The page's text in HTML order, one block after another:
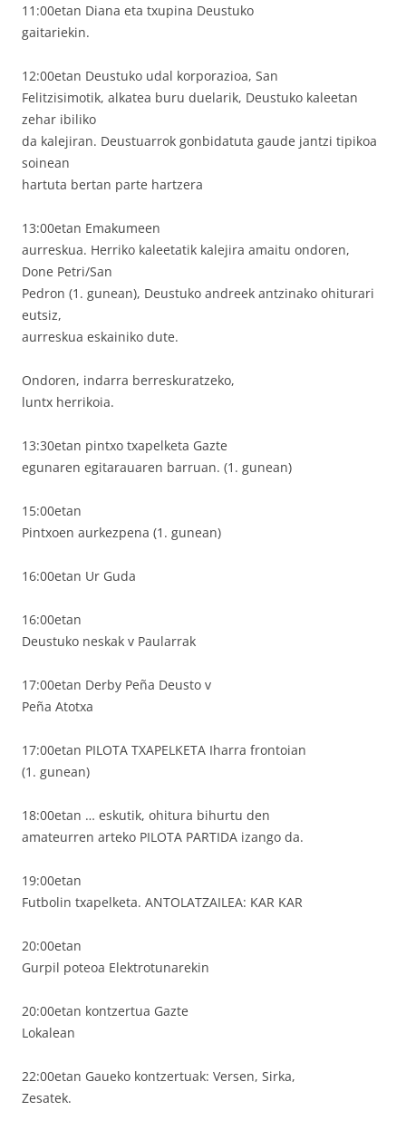
11:00etan Diana eta txupina Deustuko
gaitariekin.
12:00etan Deustuko udal korporazioa, San
Felitzisimotik, alkatea buru duelarik, Deustuko kaleetan
zehar ibiliko
da kalejiran. Deustuarrok gonbidatuta gaude jantzi tipikoa
soinean
hartuta bertan parte hartzera
13:00etan Emakumeen
aurreskua. Herriko kaleetatik kalejira amaitu ondoren,
Done Petri/San
Pedron (1. gunean), Deustuko andreek antzinako ohiturari
eutsiz,
aurreskua eskainiko dute.
Ondoren, indarra berreskuratzeko,
luntx herrikoia.
13:30etan pintxo txapelketa Gazte
egunaren egitarauaren barruan. (1. gunean)
15:00etan
Pintxoen aurkezpena (1. gunean)
16:00etan Ur Guda
16:00etan
Deustuko neskak v Paularrak
17:00etan Derby Peña Deusto v
Peña Atotxa
17:00etan PILOTA TXAPELKETA Iharra frontoian
(1. gunean)
18:00etan … eskutik, ohitura bihurtu den
amateurren arteko PILOTA PARTIDA izango da.
19:00etan
Futbolin txapelketa. ANTOLATZAILEA: KAR KAR
20:00etan
Gurpil poteoa Elektrotunarekin
20:00etan kontzertua Gazte
Lokalean
22:00etan Gaueko kontzertuak: Versen, Sirka,
Zesatek.